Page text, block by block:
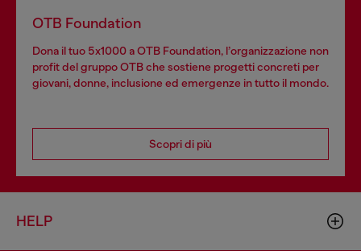
OTB Foundation
Dona il tuo 5x1000 a OTB Foundation, l’organizzazione non
profit del gruppo OTB che sostiene progetti concreti per
giovani, donne, inclusione ed emergenze in tutto il mondo.
Scopri di più
HELP